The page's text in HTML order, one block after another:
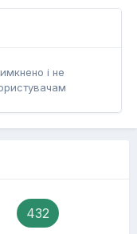
і не
432